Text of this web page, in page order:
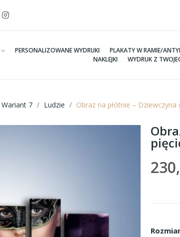
PERSONALIZOWANE WYDRUKI PLAKATY W RAMIE/
NAKLEJKI
WYDRUK Z
Wariant 7 Ludzie Obraz na płótnie –